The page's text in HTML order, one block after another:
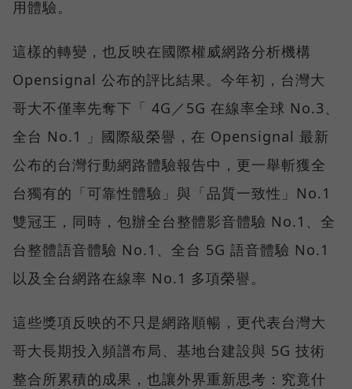
用體驗。
這樣的轉變，也反映在國際權威網路分析機構
Opensignal 公布的評比結果。今年初，台灣大
哥大不僅率先奪下「 4G／5G 在線率全球 No.3、
全台 No.1 」國際級榮譽，在 Opensignal 最新
公布的台灣行動網路體驗報告中，更一舉斬獲全
台獨有的「可靠性體驗」與「品質一致性」No.1
雙冠王，同時，包辦全台整體影音體驗 No.1、全
台整體語音體驗 No.1、全台 5G 語音體驗 No.1
以及全台網路在線率 No.1 多項榮譽。
這些獎項反映的不只是網路順暢，更代表台灣大
哥大長期投入頻譜布局、基地台建設與 5G 技術
整合所累積的成果，也讓外界重新思考：究竟什